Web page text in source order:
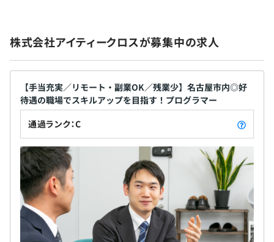
DB：Oracle／AWS／SQL Server
1年ごとの目標設定、振り返りによる評価をおこなってい
ます。
エンジニアは、スペシャリストとしてのキャリアとゼネラ
リストとしてのキャリアを選択可能です。
志向に合わせてキャリアを用意することをお約束します。
エンジニアは12名で構成されています。
■資格手当
保持している資格に対して4千〜1万2千円を毎月支給しま
す。
受験費用の補助制度もあり、入社後の取得もOKです。
《例》基本情報技術者：月4,000円
■通信手当
社用携帯を貸与、もしくは通信手当月5,000円を支給しま
す。
賞与：年2回（6月・12月）
※取締役以上は配当金・退職制度があります。
株式会社アイティークロスが募集中の求人
【手当充実／リモート・副業OK／残業少】名古屋市内◎好
待遇の職場でスキルアップを目指す！プログラマー
通過ランク：C